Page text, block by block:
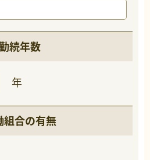
続年数
年
組合の有無